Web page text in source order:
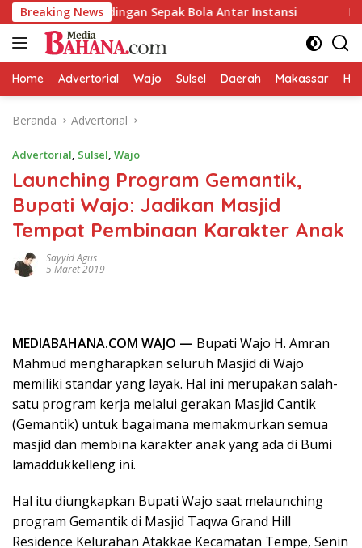
Langsung
ke
konten
Breaking News
Pertandingan Sepak Bola Antar Instansi LIRA Wajo
Home Advertorial Wajo Sulsel Daerah Makassar
Beranda Advertorial
Advertorial, Sulsel, Wajo
Launching Program Gemantik,
Bupati Wajo: Jadikan Masjid
Tempat Pembinaan Karakter Anak
Sayyid Agus
5 Maret 2019
MEDIABAHANA.COM WAJO — Bupati Wajo H. Amran
Mahmud mengharapkan seluruh Masjid di Wajo
memiliki standar yang layak. Hal ini merupakan salah-
satu program kerja melalui gerakan Masjid Cantik
(Gemantik) untuk bagaimana memakmurkan semua
masjid dan membina karakter anak yang ada di Bumi
lamaddukkelleng ini.
Hal itu diungkapkan Bupati Wajo saat melaunching
program Gemantik di Masjid Taqwa Grand Hill
Residence Kelurahan Atakkae Kecamatan Tempe, Senin